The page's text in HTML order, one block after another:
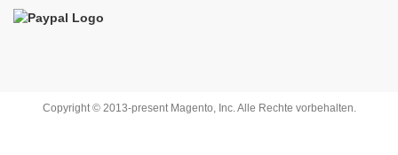
Copyright © 2013-present Magento, Inc. Alle Rechte vorbehalten.